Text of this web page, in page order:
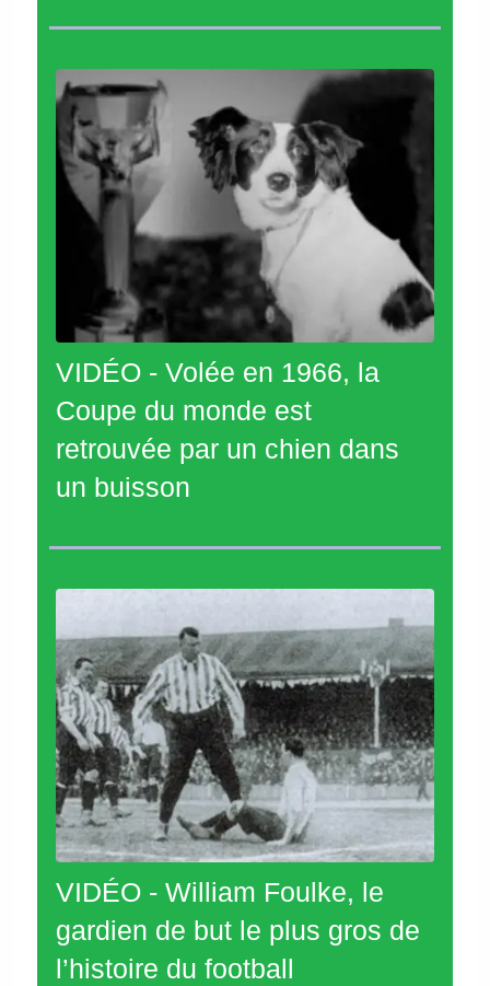
VIDÉO - Volée en 1966, la
Coupe du monde est
retrouvée par un chien dans
un buisson
VIDÉO - William Foulke, le
gardien de but le plus gros de
l’histoire du football